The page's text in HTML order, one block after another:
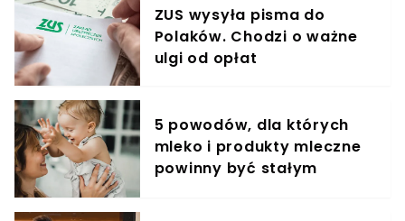
ZUS wysyła pisma do
Polaków. Chodzi o ważne
ulgi od opłat
5 powodów, dla których
mleko i produkty mleczne
powinny być stałym